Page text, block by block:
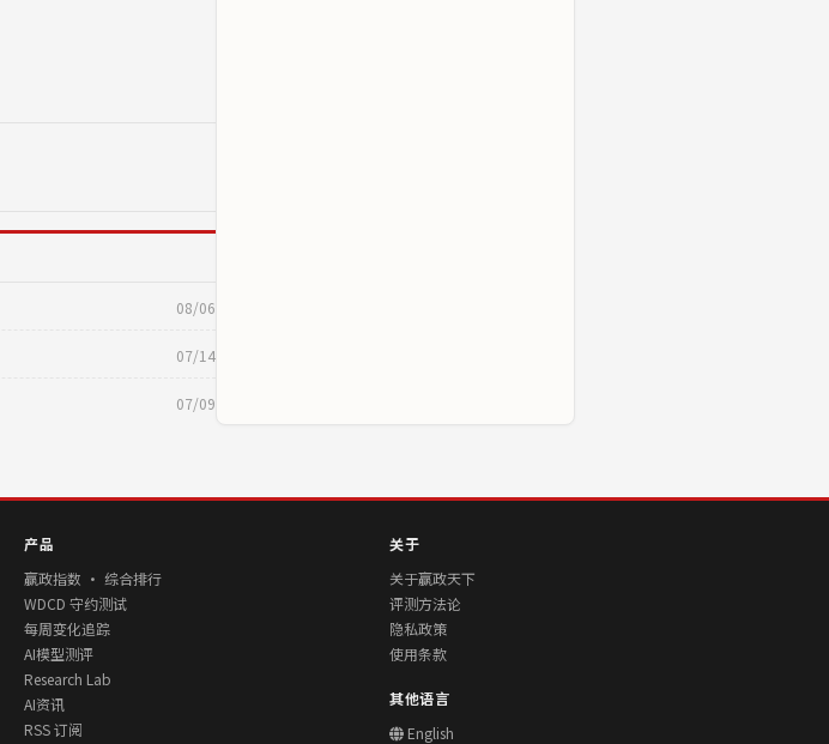
08/06
07/14
07/09
产品
赢政指数 · 综合排行
WDCD 守约测试
每周变化追踪
AI模型测评
Research Lab
AI资讯
RSS 订阅
关于
关于赢政天下
评测方法论
隐私政策
使用条款
其他语言
English